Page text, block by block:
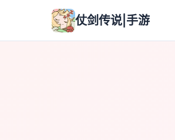
仗剑传说|手游